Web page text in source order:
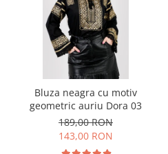
Bluza neagra cu motiv
geometric auriu Dora 03
189,00 RON
143,00 RON